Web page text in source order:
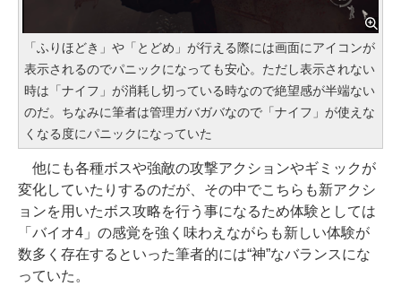
「ふりほどき」や「とどめ」が行える際には画面にアイコンが
表示されるのでパニックになっても安心。ただし表示されない
時は「ナイフ」が消耗し切っている時なので絶望感が半端ない
のだ。ちなみに筆者は管理ガバガバなので「ナイフ」が使えな
くなる度にパニックになっていた
他にも各種ボスや強敵の攻撃アクションやギミックが
変化していたりするのだが、その中でこちらも新アクシ
ョンを用いたボス攻略を行う事になるため体験としては
「バイオ4」の感覚を強く味わえながらも新しい体験が
数多く存在するといった筆者的には“神”なバランスにな
っていた。